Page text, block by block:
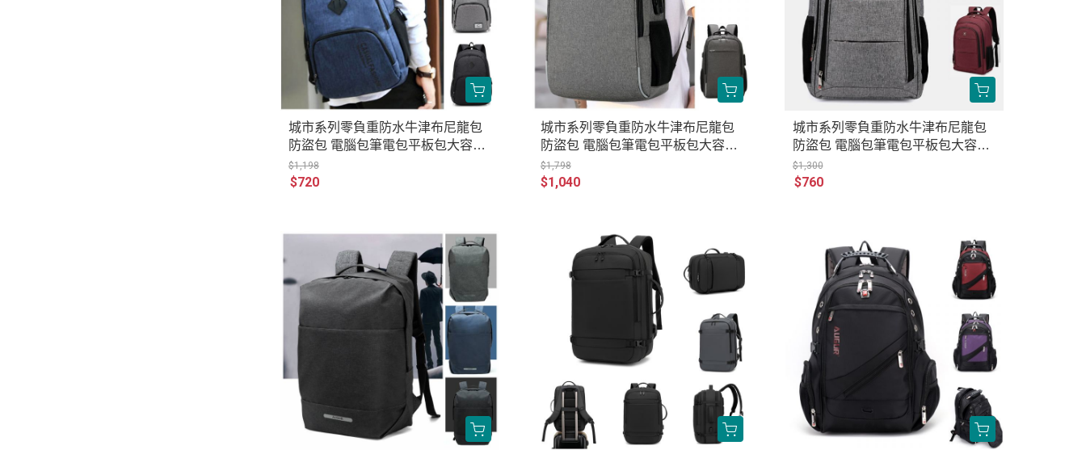
城市系列零負重防水牛津布尼龍包
防盜包 電腦包筆電包平板包大容量
公事包後背包 男包女包 AR110-966
$1,198
$720
城市系列零負重防水牛津布尼龍包
防盜包 電腦包筆電包平板包大容量
公事包後背包 男包女包 AR132-907
0
$1,798
$1,040
城市系列零負重防水牛津布尼龍包
防盜包 電腦包筆電包平板包大容量
公事包後背包 男包女包 AR133-902
5
$1,300
$760